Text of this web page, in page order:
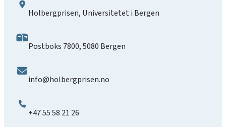
Holbergprisen, Universitetet i Bergen
Postboks 7800, 5080 Bergen
info@holbergprisen.no
+47 55 58 21 26